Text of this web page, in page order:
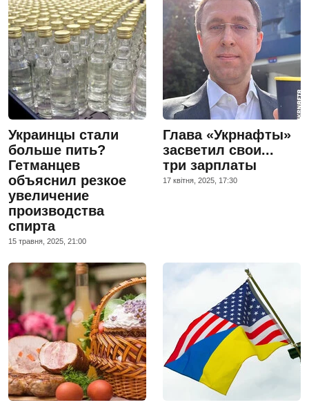
Украинцы стали
больше пить?
Гетманцев
объяснил резкое
увеличение
производства
спирта
15 травня, 2025, 21:00
Глава «Укрнафты»
засветил свои...
три зарплаты
17 квiтня, 2025, 17:30